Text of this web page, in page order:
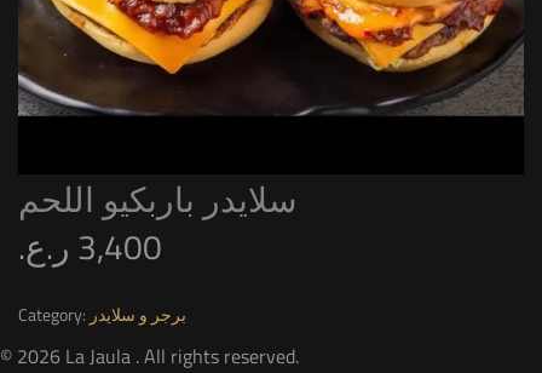
سلايدر باربكيو اللحم
3,400 ر.ع.
Category: برجر و سلايدر
© 2026 La Jaula . All rights reserved.